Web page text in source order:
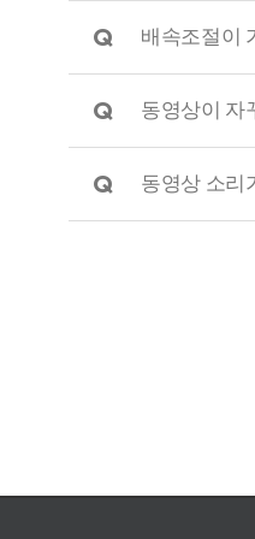
Q 배속조절이
Q 동영상이 자
Q 동영상 소리